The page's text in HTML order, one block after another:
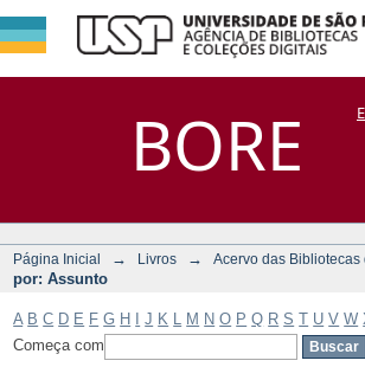
BORE
Filtrar
Assunto
DSpace/Manakin +
Página Inicial → Livros → Acervo das Bibliotecas
por: Assunto
A B C D E F G H J K M N O P Q R S T U V W
Começa com